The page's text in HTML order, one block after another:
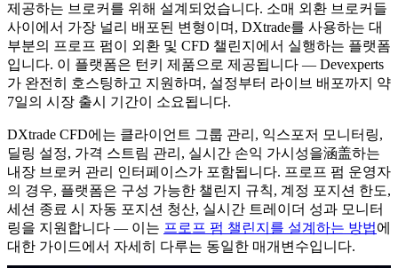
제공하는 브로커를 위해 설계되었습니다. 소매 외환 브로커들
사이에서 가장 널리 배포된 변형이며, DXtrade를 사용하는 대
부분의 프로프 펌이 외환 및 CFD 챌린지에서 실행하는 플랫폼
입니다. 이 플랫폼은 턴키 제품으로 제공됩니다 — Devexperts
가 완전히 호스팅하고 지원하며, 설정부터 라이브 배포까지 약
7일의 시장 출시 기간이 소요됩니다.
DXtrade CFD에는 클라이언트 그룹 관리, 익스포저 모니터링,
딜링 설정, 가격 스트림 관리, 실시간 손익 가시성을涵盖하는
내장 브로커 관리 인터페이스가 포함됩니다. 프로프 펌 운영자
의 경우, 플랫폼은 구성 가능한 챌린지 규칙, 계정 포지션 한도,
세션 종료 시 자동 포지션 청산, 실시간 트레이더 성과 모니터
링을 지원합니다 — 이는 프로프 펌 챌린지를 설계하는 방법에
대한 가이드에서 자세히 다루는 동일한 매개변수입니다.